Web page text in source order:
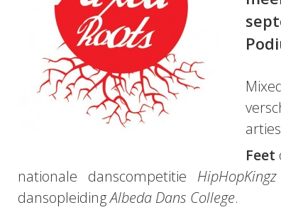
Feet
nationale danscompetitie HipHopKingz
dansopleidingAlbeda Dans College.